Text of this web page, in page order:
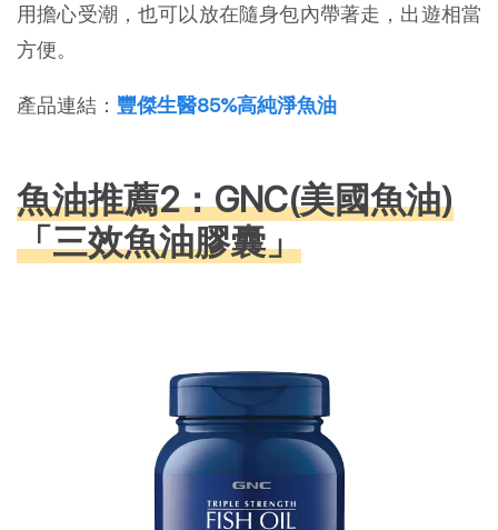
用擔心受潮，也可以放在隨身包內帶著走，出遊相當
方便。
產品連結： 豐傑生醫85%高純淨魚油
魚油推薦2：GNC(美國魚油)
「三效魚油膠囊」